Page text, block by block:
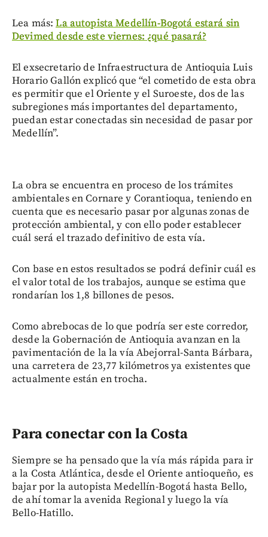
Lea más:La autopista Medellín-Bogotá estará sin
Devimed desde este viernes: ¿qué pasará?
El exsecretario de Infraestructura de Antioquia Luis
Horario Gallón explicó que “el cometido de esta obra
es permitir que el Oriente y el Suroeste, dos de las
subregiones más importantes del departamento,
puedan estar conectadas sin necesidad de pasar por
Medellín”.
La obra se encuentra en proceso de los trámites
ambientales en Cornare y Corantioqua, teniendo en
cuenta que es necesario pasar por algunas zonas de
protección ambiental, y con ello poder establecer
cuál será el trazado definitivo de esta vía.
Con base en estos resultados se podrá definir cuál es
el valor total de los trabajos, aunque se estima que
rondarían los 1,8 billones de pesos.
Como abrebocas de lo que podría ser este corredor,
desde la Gobernación de Antioquia avanzan en la
pavimentación de la la vía Abejorral-Santa Bárbara,
una carretera de 23,77 kilómetros ya existentes que
actualmente están en trocha.
Para conectar con la Costa
Siempre se ha pensado que la vía más rápida para ir
a la Costa Atlántica, desde el Oriente antioqueño, es
bajar por la autopista Medellín-Bogotá hasta Bello,
de ahí tomar la avenida Regional y luego la vía
Bello-Hatillo.